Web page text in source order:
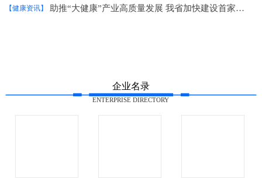
【健康资讯】 助推“大健康”产业高质量发展 我省加快建设首家国家市场监管重点实验室
企业名录
ENTERPRISE DIRECTORY